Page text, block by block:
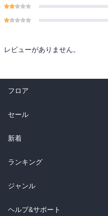
レビューがありません。
フロア
総合
ラノベ
雑誌・グラビア
BL・TL
セール
総合
ラノベ
雑誌・グラビア
BL・TL
新着
総合
ラノベ
雑誌・グラビア
ランキング
総合
ラノベ
ジャンル
コミック
ヘルプ&サポート